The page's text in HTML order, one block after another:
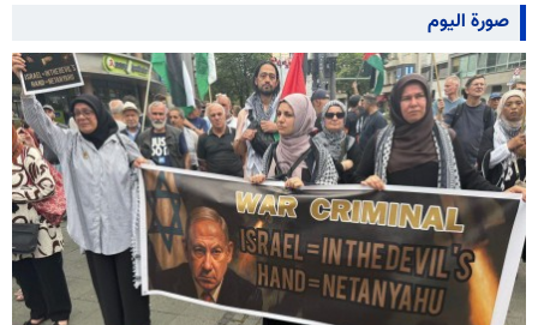
صورة اليوم